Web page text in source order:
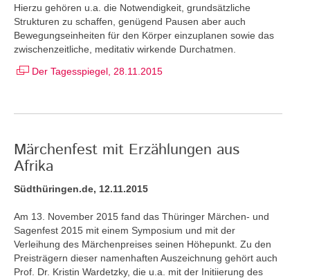
Hierzu gehören u.a. die Notwendigkeit, grundsätzliche
Strukturen zu schaffen, genügend Pausen aber auch
Bewegungseinheiten für den Körper einzuplanen sowie das
zwischenzeitliche, meditativ wirkende Durchatmen.
Der Tagesspiegel, 28.11.2015
Märchenfest mit Erzählungen aus
Afrika
Südthüringen.de, 12.11.2015
Am 13. November 2015 fand das Thüringer Märchen- und
Sagenfest 2015 mit einem Symposium und mit der
Verleihung des Märchenpreises seinen Höhepunkt. Zu den
Preisträgern dieser namenhaften Auszeichnung gehört auch
Prof. Dr. Kristin Wardetzky, die u.a. mit der Initiierung des